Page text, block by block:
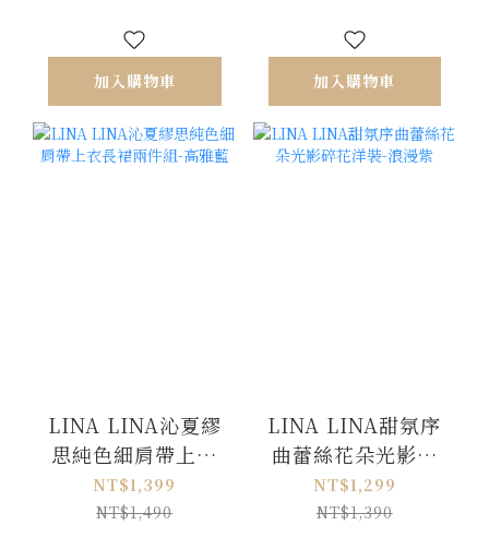
加入購物車 加入購物車
LINA LINA沁夏繆
思純色細肩帶上衣
長裙兩件組-高雅藍
NT$1,399
NT$1,490
LINA LINA甜氛序
曲蕾絲花朵光影碎
花洋裝-浪漫紫
NT$1,299
NT$1,390